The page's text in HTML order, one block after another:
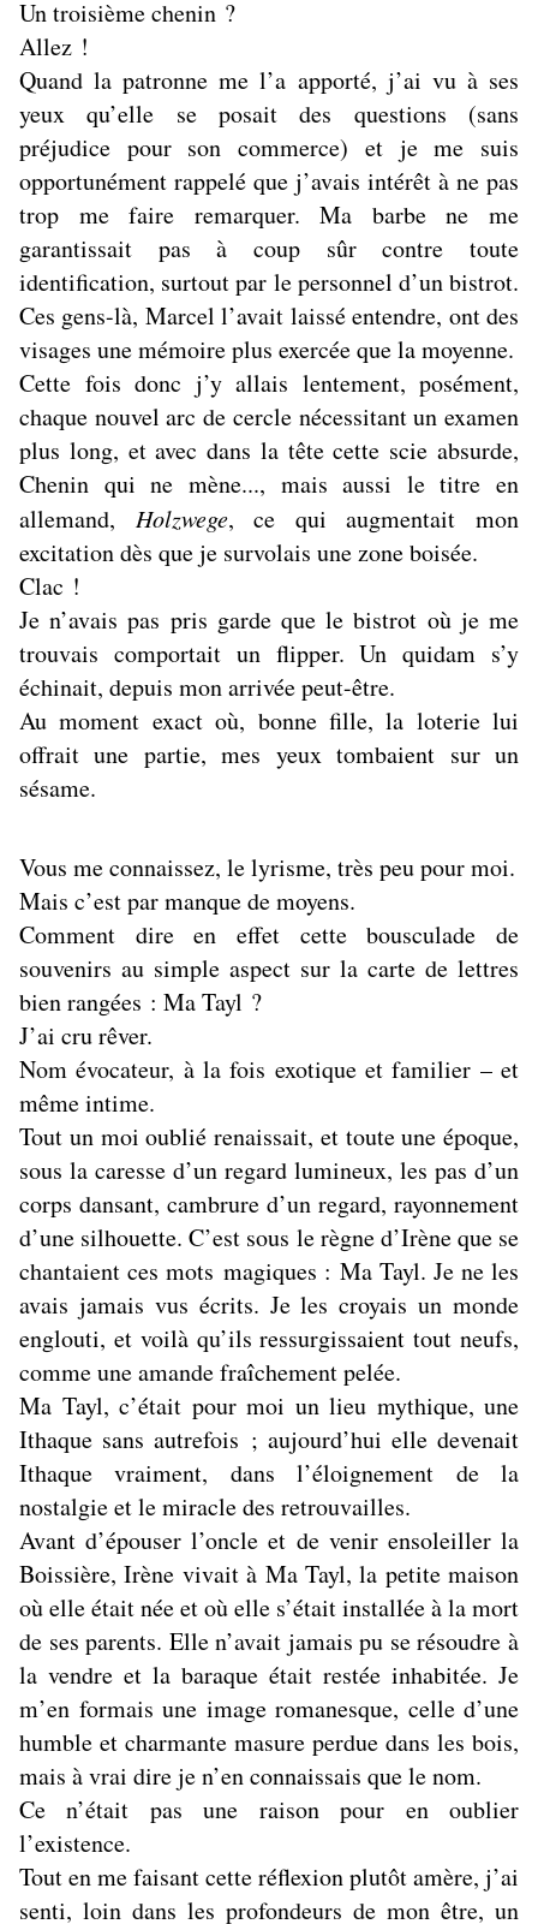
Un troisième chenin ?
Allez !
Quand la patronne me l’a apporté, j’ai vu à ses
yeux qu’elle se posait des questions (sans
préjudice pour son commerce) et je me suis
opportunément rappelé que j’avais intérêt à ne pas
trop me faire remarquer. Ma barbe ne me
garantissait pas à coup sûr contre toute
identification, surtout par le personnel d’un bistrot.
Ces gens-là, Marcel l’avait laissé entendre, ont des
visages une mémoire plus exercée que la moyenne.
Cette fois donc j’y allais lentement, posément,
chaque nouvel arc de cercle nécessitant un examen
plus long, et avec dans la tête cette scie absurde,
Chenin qui ne mène..., mais aussi le titre en
allemand, Holzwege, ce qui augmentait mon
excitation dès que je survolais une zone boisée.
Clac !
Je n’avais pas pris garde que le bistrot où je me
trouvais comportait un flipper. Un quidam s’y
échinait, depuis mon arrivée peut-être.
Au moment exact où, bonne fille, la loterie lui
offrait une partie, mes yeux tombaient sur un
sésame.
Vous me connaissez, le lyrisme, très peu pour moi.
Mais c’est par manque de moyens.
Comment dire en effet cette bousculade de
souvenirs au simple aspect sur la carte de lettres
bien rangées : Ma Tayl ?
J’ai cru rêver.
Nom évocateur, à la fois exotique et familier – et
même intime.
Tout un moi oublié renaissait, et toute une époque,
sous la caresse d’un regard lumineux, les pas d’un
corps dansant, cambrure d’un regard, rayonnement
d’une silhouette. C’est sous le règne d’Irène que se
chantaient ces mots magiques : Ma Tayl. Je ne les
avais jamais vus écrits. Je les croyais un monde
englouti, et voilà qu’ils ressurgissaient tout neufs,
comme une amande fraîchement pelée.
Ma Tayl, c’était pour moi un lieu mythique, une
Ithaque sans autrefois ; aujourd’hui elle devenait
Ithaque vraiment, dans l’éloignement de la
nostalgie et le miracle des retrouvailles.
Avant d’épouser l’oncle et de venir ensoleiller la
Boissière, Irène vivait à Ma Tayl, la petite maison
où elle était née et où elle s’était installée à la mort
de ses parents. Elle n’avait jamais pu se résoudre à
la vendre et la baraque était restée inhabitée. Je
m’en formais une image romanesque, celle d’une
humble et charmante masure perdue dans les bois,
mais à vrai dire je n’en connaissais que le nom.
Ce n’était pas une raison pour en oublier
l’existence.
Tout en me faisant cette réflexion plutôt amère, j’ai
senti, loin dans les profondeurs de mon être, un